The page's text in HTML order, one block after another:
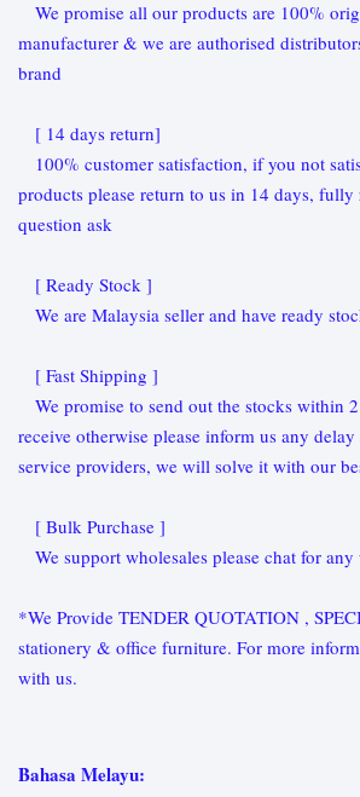
We promise all our products are 100%
manufacturer & we are authorised
brand
[ 14 days return]
100% customer satisfaction, if you not
products please return to us in 14 days, fully
question ask
[ Ready Stock ]
We are Malaysia seller and have ready
[ Fast Shipping ]
We promise to send out the stocks within
receive otherwise please inform us any
service providers, we will solve it with our
[ Bulk Purchase ]
We support wholesales please chat for
*We Provide TENDER QUOTATION ,
stationery & office furniture. For more
with us.
Bahasa Melayu: